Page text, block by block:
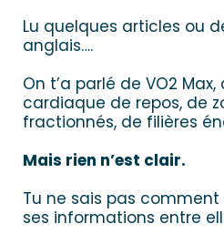
Lu quelques articles ou
anglais….
On t’a parlé de VO2
cardiaque de repos, de
fractionnés, de filières
Mais rien n’est clair.
Tu ne sais pas
ses informations entre